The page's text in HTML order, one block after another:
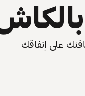
على إنفاقك